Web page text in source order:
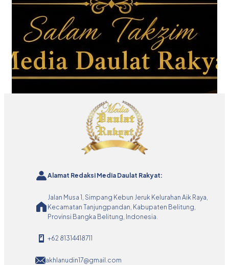
Alamat Redaksi Media Daulat Rakyat:
Jalan Musa 1, Simpang Kebun Jeruk Kelurahan Aik Raya,
Kecamatan Tanjungpandan, Kabupaten Belitung,
Provinsi Bangka Belitung, Indonesia.
+62 81314418711
akhlanudin17@gmail.com